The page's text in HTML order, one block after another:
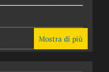
Mostra di più